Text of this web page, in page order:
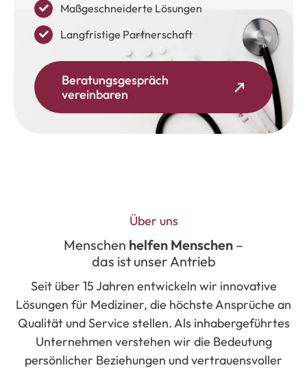
Maßgeschneiderte Lösungen
Langfristige Partnerschaft
Beratungsgespräch
vereinbaren
Über uns
Menschen helfen Menschen –
das ist unserAntrieb
Seit über 15Jahren entwickeln wir innovative
Lösungen für Mediziner, die höchsteAnsprüche an
Qualität undService stellen.Als inhabergeführtes
Unternehmen verstehen wir die Bedeutung
persönlicher Beziehungen undvertrauensvoller